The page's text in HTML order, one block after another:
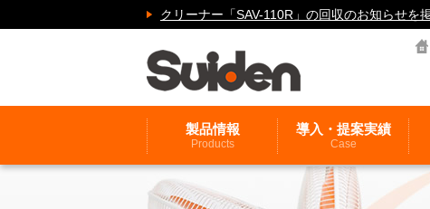
クリーナー「SAV-110R」の回収のお知らせを
製品情報
Products
導入・提案実績
Case